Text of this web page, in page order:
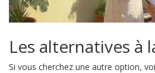
Les alternatives à
Si vous cherchez une autre option,